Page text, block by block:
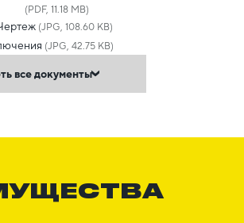
(PDF, 11.18 MB)
(JPG, 108.60 KB)
(JPG, 42.75 KB)
все документы